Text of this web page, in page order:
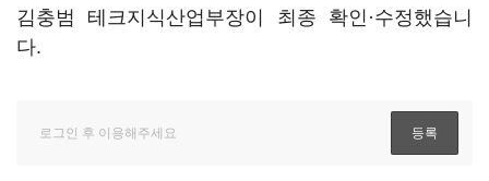
김충범 테크지식산업부장이 최종 확인·수정했습니
다.